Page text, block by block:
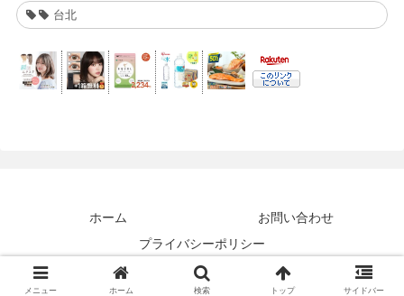
台北
ホーム
お問い合わせ
プライバシーポリシー
© 2018 Taraeyes.
メニュー ホーム 検索 トップ サイドバー